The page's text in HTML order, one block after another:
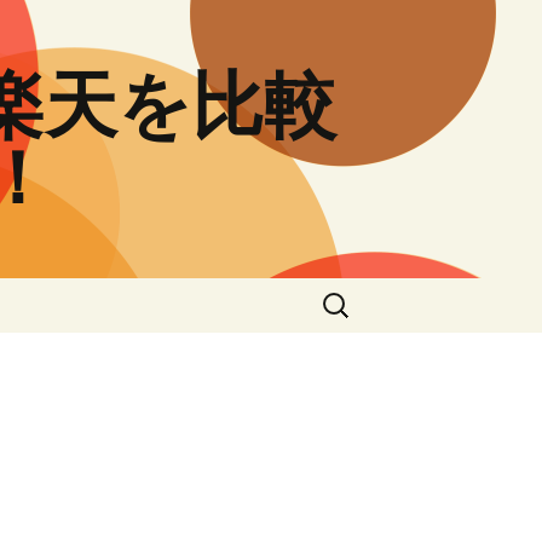
天を比較
検
索: